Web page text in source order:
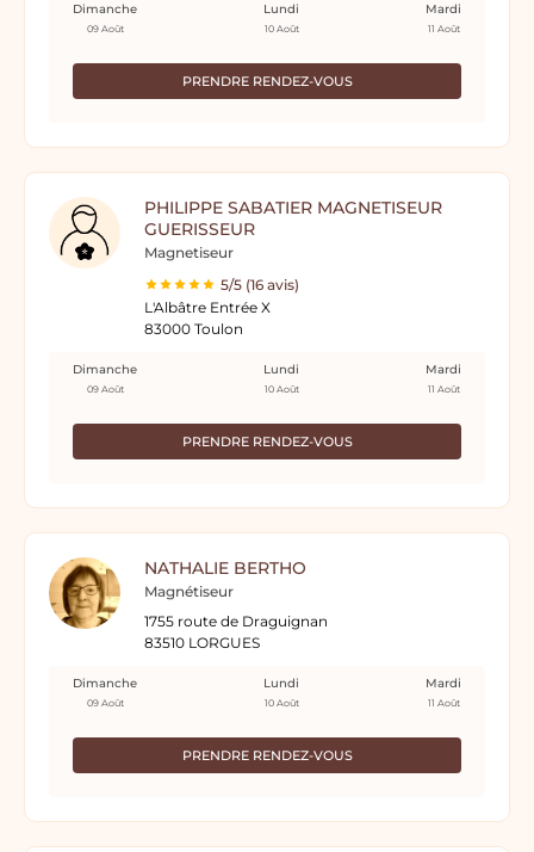
PRENDRE RENDEZ-VOUS
Dimanche
09 Août
Lundi
10 Août
Mardi
11 Août
PHILIPPE SABATIER MAGNETISEUR
GUERISSEUR
Magnetiseur
5/5 (16 avis)
L'Albâtre Entrée X
83000 Toulon
PRENDRE RENDEZ-VOUS
Dimanche
09 Août
Lundi
10 Août
Mardi
11 Août
NATHALIE BERTHO
Magnétiseur
1755 route de Draguignan
83510 LORGUES
PRENDRE RENDEZ-VOUS
Dimanche
09 Août
Lundi
10 Août
Mardi
11 Août